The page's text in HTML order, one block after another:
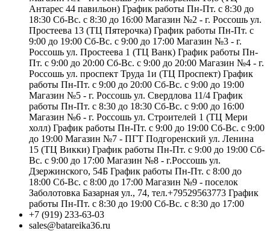
Антарес 44 павильон) График работы Пн-Пт. с 8:30 до
18:30 Сб-Вс. с 8:30 до 16:00 Магазин №2 - г. Россошь ул.
Простеева 13 (ТЦ Пятерочка) График работы Пн-Пт. с
9:00 до 19:00 Сб-Вс. с 9:00 до 17:00 Магазин №3 - г.
Россошь ул. Простеева 1 (ТЦ Ванк) График работы Пн-
Пт. с 9:00 до 20:00 Сб-Вс. с 9:00 до 20:00 Магазин №4 - г.
Россошь ул. проспект Труда 1и (ТЦ Проспект) График
работы Пн-Пт. с 9:00 до 20:00 Сб-Вс. с 9:00 до 19:00
Магазин №5 - г. Россошь ул. Свердлова 11/4 График
работы Пн-Пт. с 8:30 до 18:30 Сб-Вс. с 9:00 до 16:00
Магазин №6 - г. Россошь ул. Строителей 1 (ТЦ Мери
холл) График работы Пн-Пт. с 9:00 до 19:00 Сб-Вс. с 9:00
до 19:00 Магазин №7 - ПГТ Подгоренский ул. Ленина
15 (ТЦ Викки) График работы Пн-Пт. с 9:00 до 19:00 Сб-
Вс. с 9:00 до 17:00 Магазин №8 - г.Россошь ул.
Дзержинского, 54Б График работы Пн-Пт. с 8:00 до
18:00 Сб-Вс. с 8:00 до 17:00 Магазин №9 - поселок
Заболотовка Базарная ул., 74, тел.+79529563773 График
работы Пн-Пт. с 8:30 до 19:00 Сб-Вс. с 8:30 до 17:00
+7 (919) 233-63-03
sales@batareika36.ru